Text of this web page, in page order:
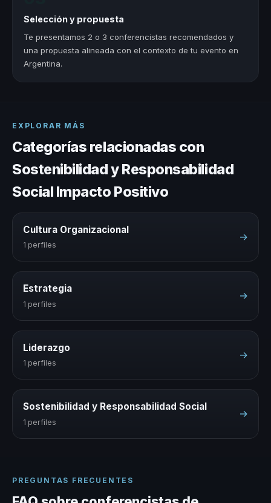
Selección y propuesta
Te presentamos 2 o 3 conferencistas recomendados y
una propuesta alineada con el contexto de tu evento en
Argentina.
EXPLORAR MÁS
Categorías relacionadas con
Sostenibilidad y Responsabilidad
Social Impacto Positivo
Cultura Organizacional
1 perfiles
→
Estrategia
1 perfiles
→
Liderazgo
1 perfiles
→
Sostenibilidad y Responsabilidad Social
1 perfiles
→
PREGUNTAS FRECUENTES